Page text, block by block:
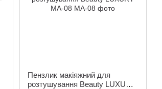
Пензлик макіяжний для
розтушування Beauty LUXURY